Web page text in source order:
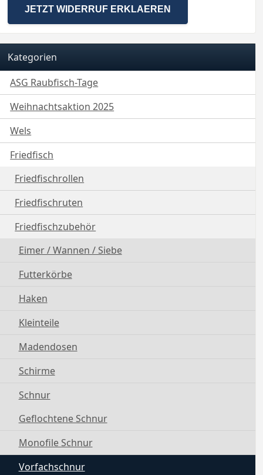
JETZT WIDERRUF ERKLAEREN
Kategorien
ASG Raubfisch-Tage
Weihnachtsaktion 2025
Wels
Friedfisch
Friedfischrollen
Friedfischruten
Friedfischzubehör
Eimer / Wannen / Siebe
Futterkörbe
Haken
Kleinteile
Madendosen
Schirme
Schnur
Geflochtene Schnur
Monofile Schnur
Vorfachschnur